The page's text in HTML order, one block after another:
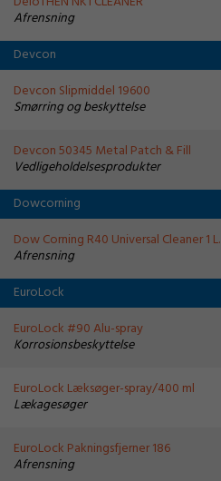
Afrensning
Devcon
Devcon Slipmiddel 19600
Smørring og beskyttelse
Devcon 50345 Metal Patch & Fill
Vedligeholdelsesprodukter
Dowcorning
Dow Corning R40 Universal Cleaner 1 L.
Afrensning
EuroLock
EuroLock #90 Alu-spray
Korrosionsbeskyttelse
EuroLock Læksøger-spray/400 ml
Lækagesøger
EuroLock Pakningsfjerner 186
Afrensning